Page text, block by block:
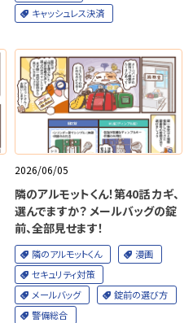
キャッシュレス決済
2026/06/05
隣のアルモットくん！第40話 カギ、
選んでますか？ メールバッグの錠
前、全部見せます！
隣のアルモットくん
漫画
セキュリティ対策
メールバッグ
錠前の選び方
警備総合